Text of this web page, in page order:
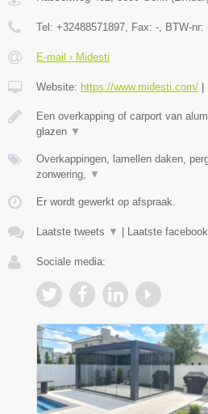
Tel: +32488571897 , Fax: - , BTW-nr:
E-mail › Midesti
Website: https://www.midesti.com/
Een overkapping of carport van
glazen ▼
Overkappingen, lamellen daken,
zonwering,
▼
Er wordt gewerkt op afspraak.
Laatste tweets ▼ Laatste
Sociale media: